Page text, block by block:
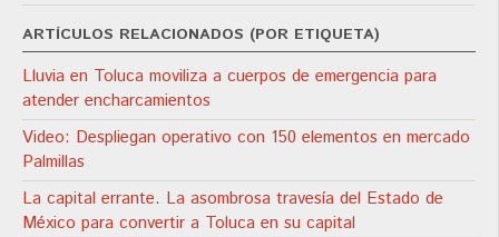
ARTÍCULOS RELACIONADOS (POR ETIQUETA)
Lluvia en Toluca moviliza a cuerpos de emergencia para
atender encharcamientos
Video: Despliegan operativo con 150 elementos en mercado
Palmillas
La capital errante. La asombrosa travesía del Estado de
México para convertir a Toluca en su capital